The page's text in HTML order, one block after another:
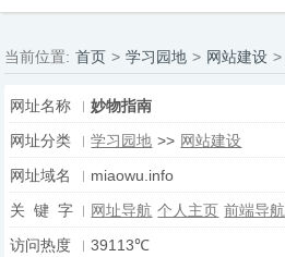
当前位置: 首页 > 学习园地 > 网站建设 >
网址名称
妙物指南
网址分类
学习园地 >> 网站建设
网址域名
miaowu.info
关 键 字
网址导航 个人主页 前端导航
访问热度
39113℃